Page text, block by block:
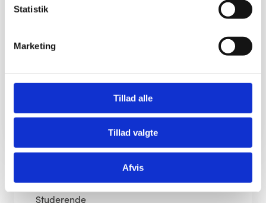
Statistik
Marketing
Tillad alle
Tillad valgte
Afvis
åbningstiden.
Studerende